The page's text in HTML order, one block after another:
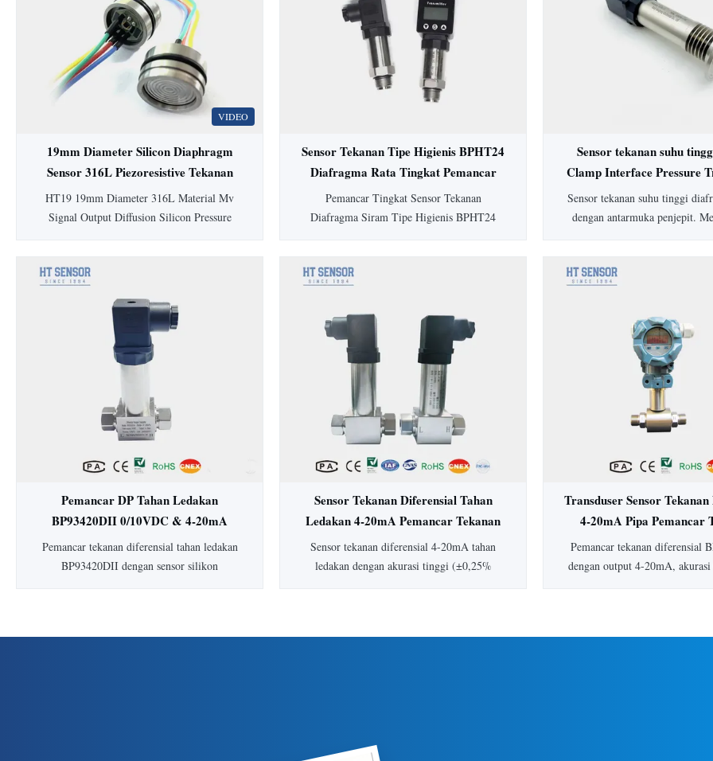
VIDEO
19mm Diameter Silicon Diaphragm
Sensor 316L Piezoresistive Tekanan
Sensor
HT19 19mm Diameter 316L Material Mv
Signal Output Diffusion Silicon Pressure
15mm: HT19 piezoresistive silicon pressure
tinggi difuse reflection silicon sensing
element...
Sensor Tekanan Tipe Higienis BPHT24
Diafragma Rata Tingkat Pemancar
Tekanan
Pemancar Tingkat Sensor Tekanan
Diafragma Siram Tipe Higienis BPHT24
Dengan akurasi ±0,5%, perlindungan IP65,
untuk industri medis, biofarmasi, dan
makanan. Tersedia jenis dan keluaran tekanan
yang dapat disesuaikan.
Sensor tekanan suhu
Clamp Interface Pressure
Sensor tekanan suhu tinggi
dengan antarmuka penjepit.
Ideal untuk aplikasi higienis
Pemancar DP Tahan Ledakan
BP93420DII 0/10VDC & 4-20mA
Pemancar Tekanan Diferensial
Pemancar Level
Pemancar tekanan diferensial tahan ledakan
BP93420DII dengan sensor silikon
pengukuran gas/cairan di industri minyak
Sensor Tekanan Diferensial Tahan
Ledakan 4-20mA Pemancar Tekanan
Diferensial Akurasi Tinggi
Sensor tekanan diferensial 4-20mA tahan
ledakan dengan akurasi tinggi (±0,25%
IP65, dan beberapa opsi keluaran/koneksi
Transduser Sensor
4-20mA Pipa Pemancar
Diferensial Air
Pemancar tekanan diferensial
dengan output 4-20mA,
industri minyak bumi, kimia,